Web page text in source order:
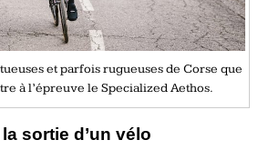
et parfois rugueuses de Corse que
à l’épreuve le Specialized Aethos.
sortie d’un vélo